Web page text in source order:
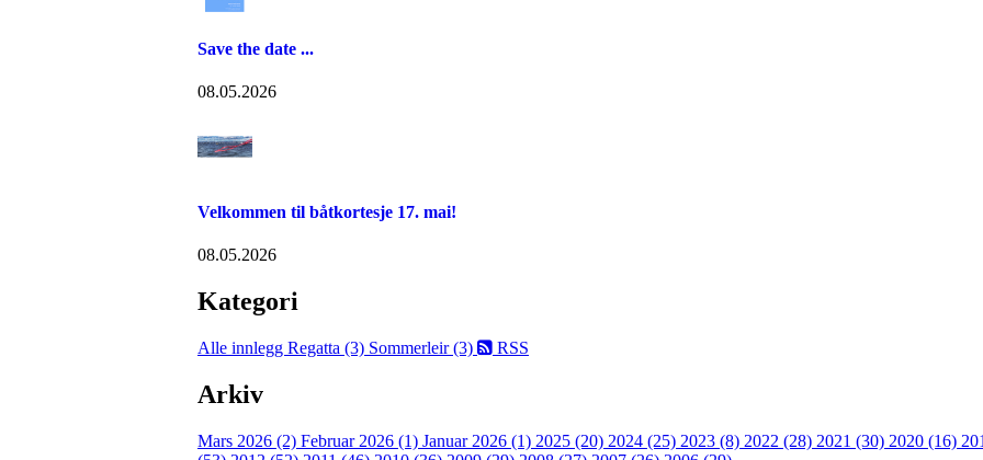
Save the date ...
08.05.2026
Velkommen til båtkortesje 17. mai!
08.05.2026
Kategori
Alle innlegg Regatta (3) Sommerleir (3) RSS
Arkiv
Mars 2026 (2) Februar 2026 (1) Januar 2026 (1) 2025 (20) 2024 (25) 2023 (8) 2022 (28) 2021 (30) 2020 (16)